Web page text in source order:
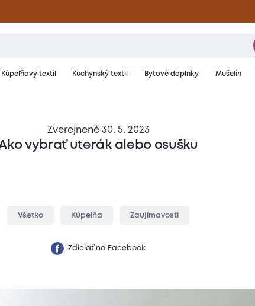
Kúpeľňový textil Kuchynský textil Bytové doplnky Mušelín
Zverejnené 30. 5. 2023
vybrať uterák alebo osušku
Všetko Kúpelňa Zaujímavosti
Zdieľať na Facebook